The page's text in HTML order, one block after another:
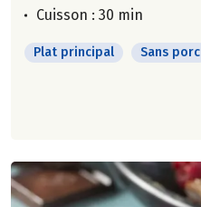
Cuisson : 30 min
Plat principal Sans porc